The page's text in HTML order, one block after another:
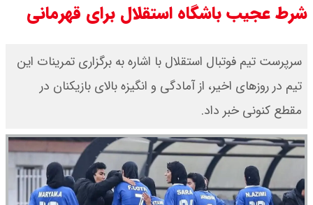
شرط عجیب باشگاه استقلال برای قهرمانی
سرپرست تیم فوتبال استقلال با اشاره به برگزاری تمرینات این
تیم در روزهای اخیر، از آمادگی و انگیزه بالای بازیکنان در
مقطع کنونی خبر داد.